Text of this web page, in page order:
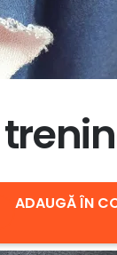
ADAUGĂ ÎN